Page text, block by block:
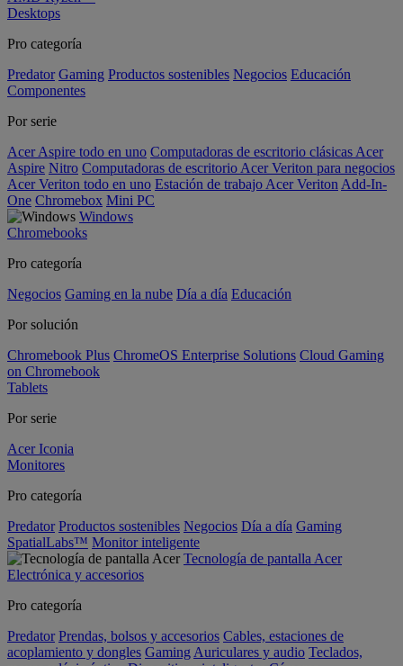
Desktops
Pro categoría
Predator Gaming Productos sostenibles Negocios Educación
Componentes
Por serie
Acer Aspire todo en uno Computadoras de escritorio clásicas Acer
Aspire Nitro Computadoras de escritorio Acer Veriton para negocios
Acer Veriton todo en uno Estación de trabajo Acer Veriton Add-In-
One Chromebox Mini PC
Windows
Chromebooks
Pro categoría
Negocios Gaming en la nube Día a día Educación
Por solución
Chromebook Plus ChromeOS Enterprise Solutions Cloud Gaming
on Chromebook
Tablets
Por serie
Acer Iconia
Monitores
Pro categoría
Predator Productos sostenibles Negocios Día a día Gaming
SpatialLabs™ Monitor inteligente
Tecnología de pantalla Acer
Electrónica y accesorios
Pro categoría
Predator Prendas, bolsos y accesorios Cables, estaciones de
acoplamiento y dongles Gaming Auriculares y audio Teclados,